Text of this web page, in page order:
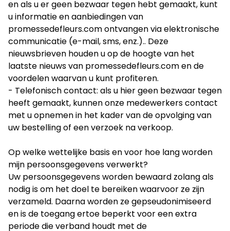
en als u er geen bezwaar tegen hebt gemaakt, kunt
u informatie en aanbiedingen van
promessedefleurs.com ontvangen via elektronische
communicatie (e-mail, sms, enz.).. Deze
nieuwsbrieven houden u op de hoogte van het
laatste nieuws van promessedefleurs.com en de
voordelen waarvan u kunt profiteren.
- Telefonisch contact: als u hier geen bezwaar tegen
heeft gemaakt, kunnen onze medewerkers contact
met u opnemen in het kader van de opvolging van
uw bestelling of een verzoek na verkoop.
Op welke wettelijke basis en voor hoe lang worden
mijn persoonsgegevens verwerkt?
Uw persoonsgegevens worden bewaard zolang als
nodig is om het doel te bereiken waarvoor ze zijn
verzameld. Daarna worden ze gepseudonimiseerd
en is de toegang ertoe beperkt voor een extra
periode die verband houdt met de